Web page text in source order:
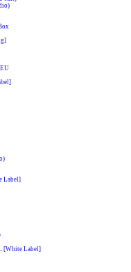
Label]
[White Label]